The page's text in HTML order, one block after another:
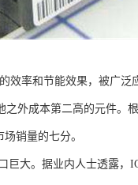
效率和节能效果，被广泛
外成本第二高的元件。
销量的七分。
巨大。据业内人士透露，